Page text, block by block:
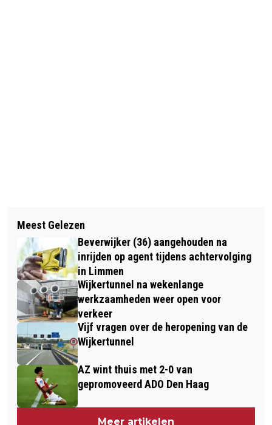
BEDUIDEND MINDER OOIEVAARS
GETELD DAN VORIG JAAR
HENDRIX ALIVE PROJECT EERT
GITAARVIRTUOOS JIMI HENDRIX IN
PODIUM LAURENTZ
Meest Gelezen
Beverwijker (36) aangehouden na
inrijden op agent tijdens achtervolging
in Limmen
Wijkertunnel na wekenlange
werkzaamheden weer open voor
verkeer
Vijf vragen over de heropening van de
Wijkertunnel
AZ wint thuis met 2-0 van
gepromoveerd ADO Den Haag
Meer artikelen